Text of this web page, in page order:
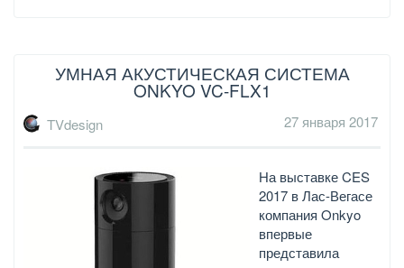
УМНАЯ АКУСТИЧЕСКАЯ СИСТЕМА
ONKYO VC-FLX1
TVdesign 27 января 2017
На выставке CES
2017 в Лас-Вегасе
компания Onkyo
впервые
представила